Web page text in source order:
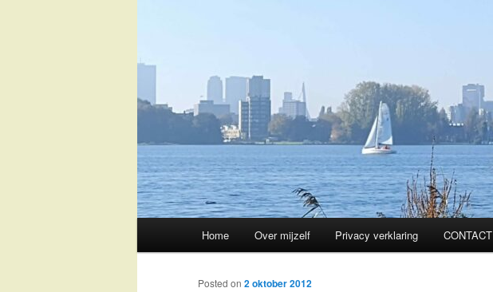
Skip
to
Home Over mijzelf Privacy verklaring CONTACT
Posted on 2 oktober 2012